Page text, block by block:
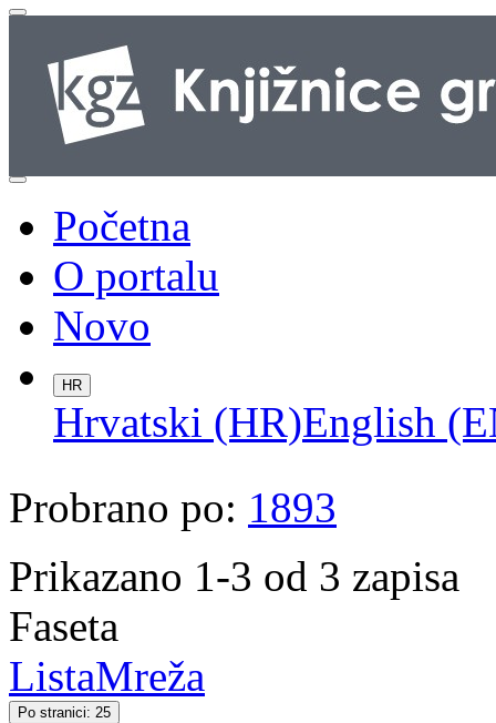
Početna
O portalu
Novo
HR
Hrvatski (HR)English
Probrano po: 1893
Prikazano 1-3 od 3 zapisa
Faseta
ListaMreža
Po stranici: 25